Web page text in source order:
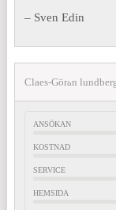
– Sven Edin
Claes-Göran
ANSÖKAN
KOSTNAD
SERVICE
HEMSIDA